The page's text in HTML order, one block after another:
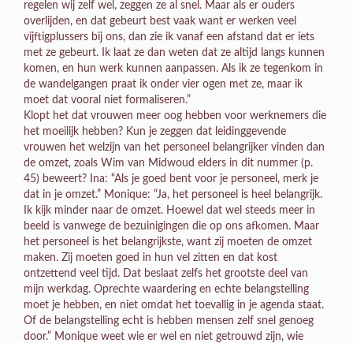
regelen wij zelf wel, zeggen ze al snel. Maar als er ouders
overlijden, en dat gebeurt best vaak want er werken veel
vijftigplussers bij ons, dan zie ik vanaf een afstand dat er iets
met ze gebeurt. Ik laat ze dan weten dat ze altijd langs kunnen
komen, en hun werk kunnen aanpassen. Als ik ze tegenkom in
de wandelgangen praat ik onder vier ogen met ze, maar ik
moet dat vooral niet formaliseren.”
Klopt het dat vrouwen meer oog hebben voor werknemers die
het moeilijk hebben? Kun je zeggen dat leidinggevende
vrouwen het welzijn van het personeel belangrijker vinden dan
de omzet, zoals Wim van Midwoud elders in dit nummer (p.
45) beweert? Ina: “Als je goed bent voor je personeel, merk je
dat in je omzet.” Monique: “Ja, het personeel is heel belangrijk.
Ik kijk minder naar de omzet. Hoewel dat wel steeds meer in
beeld is vanwege de bezuinigingen die op ons afkomen. Maar
het personeel is het belangrijkste, want zij moeten de omzet
maken. Zij moeten goed in hun vel zitten en dat kost
ontzettend veel tijd. Dat beslaat zelfs het grootste deel van
mijn werkdag. Oprechte waardering en echte belangstelling
moet je hebben, en niet omdat het toevallig in je agenda staat.
Of de belangstelling echt is hebben mensen zelf snel genoeg
door.” Monique weet wie er wel en niet getrouwd zijn, wie